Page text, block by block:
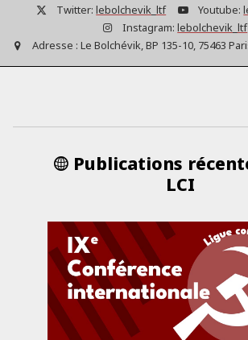
Twitter: lebolchevik_ltf Youtube:
Instagram: lebolchevik_ltf
Adresse : Le Bolchévik, BP 135-10, 75463
Publications
LCI